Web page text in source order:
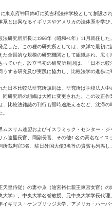
東京府神田錦町に英吉利法律学校として創設され
とは異なるイギリスやアメリカの法体系を学
法研究所所長に1966年（昭和41年）11月就任し
足した。この種の研究所としては、東洋で最初
た全国的な規模の研究機関として組織され、広
っていた。設立当初の研究所規則は、「日本比
する研究及び実践に協力し、比較法学の進歩
た日本比較法研究所規則は、研究所は学校法人
同研究所の組織は大幅に変更された。この改正
比較法雑誌の刊行も暫時途絶えるなど、沈滞の
ムスリム連盟およびイスラミック・センター・
連盟長官、同副長官、その他4 名の高名なイ
所裁判官3名、駐日外国大使3名等の貴賓も列席
皇侍従）の妻やゑ（迪宮裕仁親王東宮女官）の
大学）。中央大学名誉教授。元中央大学学長代
イギリス・ケンブリッジ大学、アメリカ・ハー